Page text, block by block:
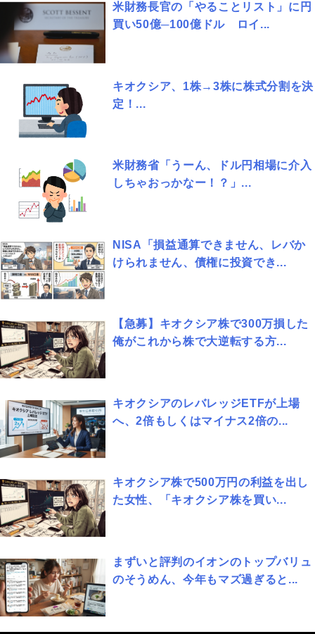
米財務長官の「やることリスト」に円
買い50億─100億ドル ロイ...
キオクシア、1株→3株に株式分割を決
定！...
米財務省「うーん、ドル円相場に介入
しちゃおっかなー！？」...
NISA「損益通算できません、レバか
けられません、債権に投資でき...
【急募】キオクシア株で300万損した
俺がこれから株で大逆転する方...
キオクシアのレバレッジETFが上場
へ、2倍もしくはマイナス2倍の...
キオクシア株で500万円の利益を出し
た女性、「キオクシア株を買い...
まずいと評判のイオンのトップバリュ
のそうめん、今年もマズ過ぎると...